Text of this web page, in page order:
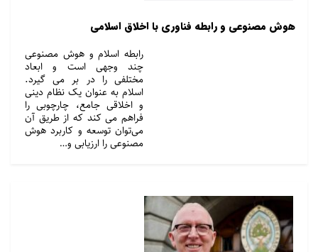
هوش مصنوعی و رابطه فناوری با اخلاق اسلامی
رابطه اسلام و هوش مصنوعی
چند وجهی است و ابعاد
مختلفی را در بر می گیرد.
اسلام به عنوان یک نظام دینی
و اخلاقی جامع، چارچوبی را
فراهم می کند که از طریق آن
می‌توان توسعه و کاربرد هوش
مصنوعی را ارزیابی و…